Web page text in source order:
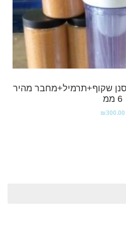
+בית סנן שקוף+תרמיל+מחבר מהיר
6 ממ
₪300.00